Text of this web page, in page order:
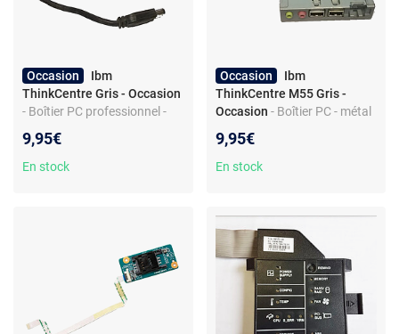
Occasion
Ibm
ThinkCentre Gris - Occasion
- Boîtier PC professionnel -
et plastique - Ports USB
audio FireWire
9,95€
En stock
Occasion
Ibm
ThinkCentre M55 Gris -
Occasion - Boîtier PC - métal
audio façade - prises casque
et micro
9,95€
En stock